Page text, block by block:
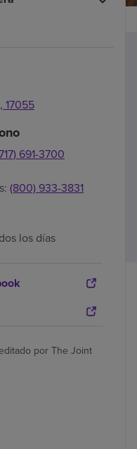
17055
691-3700
(800) 933-3831
los días
por The Joint